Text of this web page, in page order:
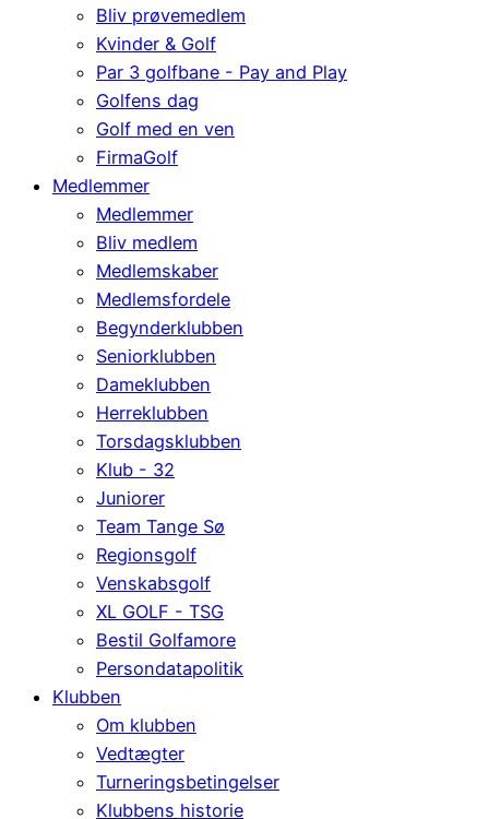
Bliv prøvemedlem
Kvinder & Golf
Par 3 golfbane - Pay and Play
Golfens dag
Golf med en ven
FirmaGolf
Medlemmer
Medlemmer
Bliv medlem
Medlemskaber
Medlemsfordele
Begynderklubben
Seniorklubben
Dameklubben
Herreklubben
Torsdagsklubben
Klub - 32
Juniorer
Team Tange Sø
Regionsgolf
Venskabsgolf
XL GOLF - TSG
Bestil Golfamore
Persondatapolitik
Klubben
Om klubben
Vedtægter
Turneringsbetingelser
Klubbens historie